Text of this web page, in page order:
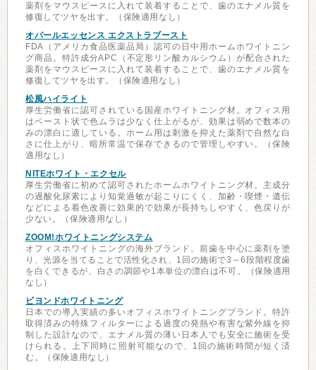
薬剤をマウスピースに入れて装着することで、歯のエナメル質を
修復してツヤを出す。（保険適用なし）
オパールエッセンス エクストラブースト
FDA（アメリカ食品医薬品局）認可の日中用ホームホワイトニン
グ商品。特許成分APC（不定形リン酸カルシウム）が配合された
薬剤をマウスピースに入れて装着することで、歯のエナメル質を
修復してツヤを出す。（保険適用なし）
松風ハイライト
厚生労働省に認可されている国産ホワイトニング材。オフィス用
はペースト状で色ムラは少なく仕上がるが、効果は弱めで数本の
みの漂白に適している。ホーム用は刺激を抑えた薬剤で自然な白
さに仕上がり、暗所常温で保存できるので管理しやすい。（保険
適用なし）
NITEホワイト・エクセル
厚生労働省に初めて認可されたホームホワイトニング材。主成分
の過酸化尿素により知覚過敏が起こりにくく、加齢・喫煙・遺伝
などによる着色改善に効果的で効果が長持ちしやすく、色戻りが
少ない。（保険適用なし）
ZOOM!ホワイトニングシステム
オフィスホワイトニングの海外ブランド。前歯を中心に薬剤を塗
り、光源を当てることで活性化され、1回の施術で3～6段階程度歯
を白くできるが、白さの調節や1本単位の漂白は不可。（保険適用
なし）
ビヨンドホワイトニング
日本での導入実績の多いオフィスホワイトニングブランド。特許
取得済みの特殊フィルターによる過度の発熱や有害な紫外線を抑
制した設計なので、エナメル質の薄い日本人でも安全に施術を受
けられる。上下同時に照射可能なので、1回の施術時間が短く済
む。（保険適用なし）